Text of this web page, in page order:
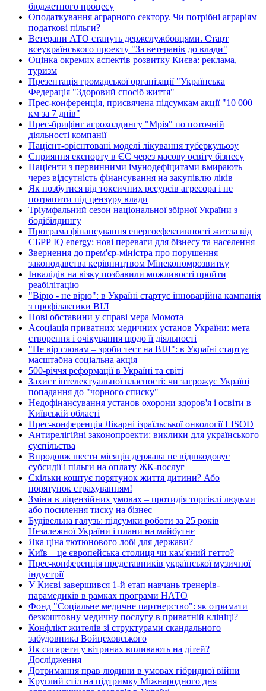
бюджетного процесу
Оподаткування аграрного сектору. Чи потрібні аграріям
податкові пільги?
Ветерани АТО стануть держслужбовцями. Старт
всеукраїнського проекту "За ветеранів до влади"
Оцінка окремих аспектів розвитку Києва: реклама,
туризм
Презентація громадської організації "Українська
Федерація "Здоровий спосіб життя"
Прес-конференція, присвячена підсумкам акції "10 000
км за 7 днів"
Прес-брифінг агрохолдингу "Мрія" по поточній
діяльності компанії
Пацієнт-орієнтовані моделі лікування туберкульозу
Сприяння експорту в ЄС через масову освіту бізнесу
Пацієнти з первинними імунодефіцитами вмирають
через відсутність фінансування на закупівлю ліків
Як позбутися від токсичних ресурсів агресора і не
потрапити під цензуру влади
Тріумфальний сезон національної збірної України з
бодібілдингу
Програма фінансування енергоефективності житла від
ЄБРР IQ energy: нові переваги для бізнесу та населення
Звернення до прем'єр-міністра про порушення
законодавства керівництвом Мінекономрозвитку
Інвалідів на візку позбавили можливості пройти
реабілітацію
"Вірю - не вірю": в Україні стартує інноваційна кампанія
з профілактики ВІЛ
Нові обставини у справі мера Момота
Асоціація приватних медичних установ України: мета
створення і очікування щодо її діяльності
"Не вір словам – зроби тест на ВІЛ": в Україні стартує
масштабна соціальна акція
500-річчя реформації в Україні та світі
Захист інтелектуальної власності: чи загрожує Україні
попадання до "чорного списку"
Недофінансування установ охорони здоров'я і освіти в
Київській області
Прес-конференція Лікарні ізраїльської онкології LISOD
Антирелігійні законопроекти: виклики для українського
суспільства
Впродовж шести місяців держава не відшкодовує
субсидії і пільги на оплату ЖК-послуг
Скільки коштує порятунок життя дитини? Або
порятунок страхуванням!
Зміни в ліцензійних умовах – протидія торгівлі людьми
або посилення тиску на бізнес
Будівельна галузь: підсумки роботи за 25 років
Незалежної України і плани на майбутнє
Яка ціна тютюнового лобі для держави?
Київ – це європейська столиця чи кам'яний гетто?
Прес-конференція представників української музичної
індустрії
У Києві завершився 1-й етап навчань тренерів-
парамедиків в рамках програми НАТО
Фонд "Соціальне медичне партнерство": як отримати
безкоштовну медичну послугу в приватній клініці?
Конфлікт жителів зі структурами скандального
забудовника Войцеховського
Як сигарети у вітринах впливають на дітей?
Дослідження
Дотримання прав людини в умовах гібридної війни
Круглий стіл на підтримку Міжнародного дня